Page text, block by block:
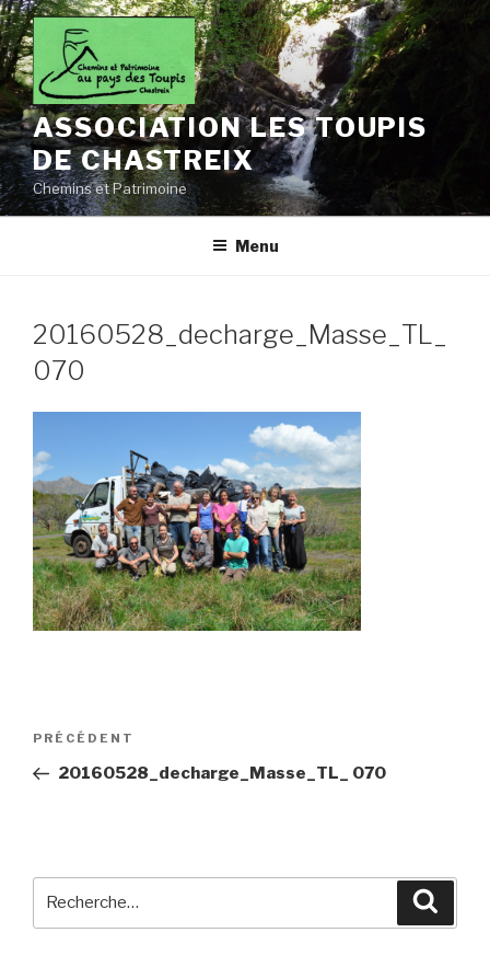
Aller
au
contenu
principal
ASSOCIATION LES TOUPIS
DE CHASTREIX
Chemins et Patrimoine
Menu
20160528_decharge_Masse_TL_
070
Navigation
l’article
Article
précédent
PRÉCÉDENT
20160528_decharge_Masse_TL_ 070